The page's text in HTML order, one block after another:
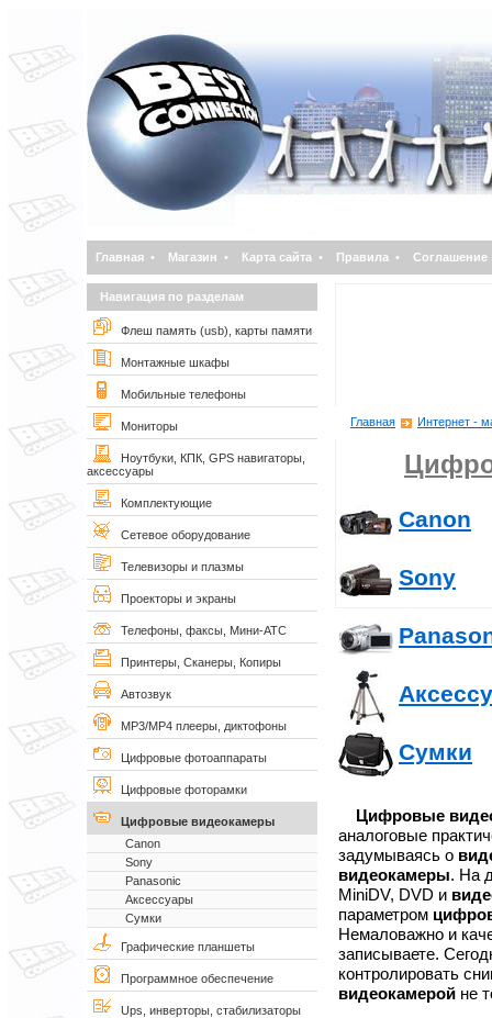
Главная • Магазин • Карта сайта • Правила • Соглашение
Навигация по разделам
Флеш память (usb), карты памяти
Монтажные шкафы
Мобильные телефоны
Мониторы
Ноутбуки, КПК, GPS навигаторы,
аксессуары
Комплектующие
Сетевое оборудование
Телевизоры и плазмы
Проекторы и экраны
Телефоны, факсы, Мини-АТС
Принтеры, Сканеры, Копиры
Автозвук
MP3/MP4 плееры, диктофоны
Цифровые фотоаппараты
Цифровые фоторамки
Цифровые видеокамеры
Canon
Sony
Panasonic
Аксессуары
Сумки
Графические планшеты
Программное обеспечение
Ups, инверторы, стабилизаторы
Главная Интернет -
Canon
Sony
Сумки
Цифровые
аналоговые
задумываясь о
видеокамеры. На
MiniDV, DVD и
параметром
Немаловажно и
записываете.
контролировать
видеокамерой не